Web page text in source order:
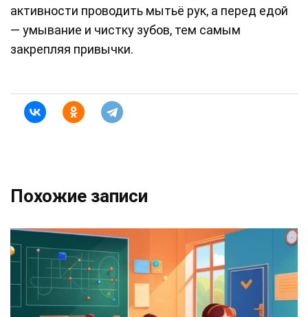
активности проводить мытьё рук, а перед едой
— умывание и чистку зубов, тем самым
закрепляя привычки.
Похожие записи